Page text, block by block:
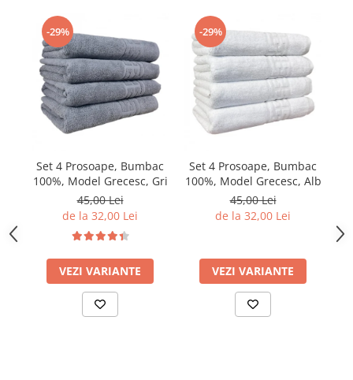
-29%
Set 4 Prosoape, Bumbac
100%, Model Grecesc, Gri
45,00 Lei
de la 32,00 Lei
VEZI VARIANTE
-29%
Set 4 Prosoape, Bumbac
100%, Model Grecesc, Alb
45,00 Lei
de la 32,00 Lei
VEZI VARIANTE